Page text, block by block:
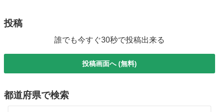
投稿
誰でも今すぐ30秒で投稿出来る
投稿画面へ (無料)
都道府県で検索